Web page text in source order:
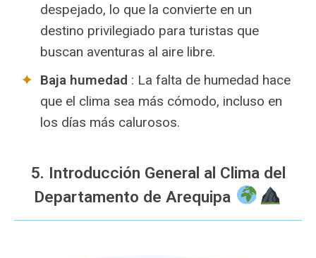
despejado, lo que la convierte en un
destino privilegiado para turistas que
buscan aventuras al aire libre.
Baja humedad : La falta de humedad hace
que el clima sea más cómodo, incluso en
los días más calurosos.
5. Introducción General al Clima del
Departamento de Arequipa